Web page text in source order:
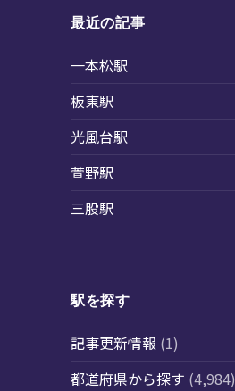
最近の記事
一本松駅
板東駅
光風台駅
萱野駅
三股駅
駅を探す
記事更新情報 (1)
都道府県から探す (4,984)